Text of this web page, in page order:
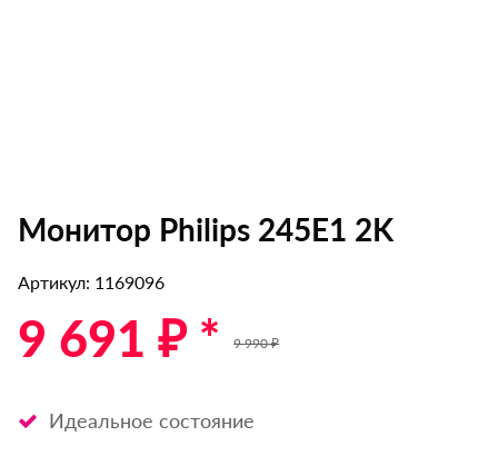
Монитор Philips 245E1 2K
Артикул: 1169096
9 691 ₽ * 9 990 ₽
Идеальное состояние